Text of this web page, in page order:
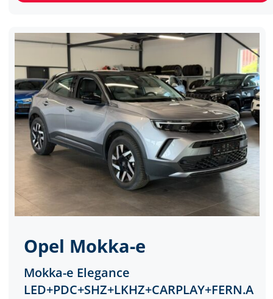
Opel Mokka-e
Mokka-e Elegance
LED+PDC+SHZ+LKHZ+CARPLAY+FERN.A